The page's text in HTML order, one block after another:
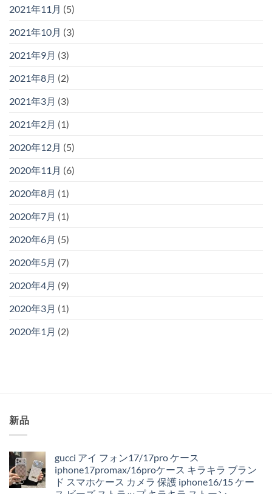
2021年11月 (5)
2021年10月 (3)
2021年9月 (3)
2021年8月 (2)
2021年3月 (3)
2021年2月 (1)
2020年12月 (5)
2020年11月 (6)
2020年8月 (1)
2020年7月 (1)
2020年6月 (5)
2020年5月 (7)
2020年4月 (9)
2020年3月 (1)
2020年1月 (2)
新品
gucci アイ フォン17/17pro ケース
iphone17promax/16proケース キラキラ ブラン
ド スマホケース カメラ 保護 iphone16/15 ケー